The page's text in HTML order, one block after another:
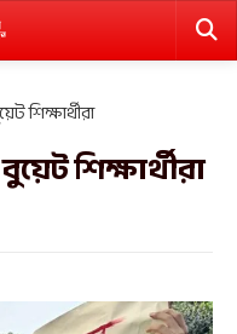
শিক্ষার্থীরা
শিক্ষার্থীরা